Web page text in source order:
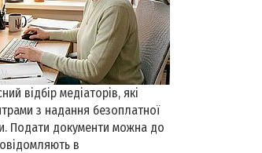
відбір медіаторів, які
з надання безоплатної
Подати документи можна до
в